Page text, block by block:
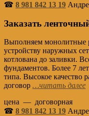
☎ 8 981 842 13 19
Заказать
Выполняем монолитные
устройству наружных
котлована до заливки.
фундаментов. Более 7
типа. Высокое качество
договор …читать далее
цена — договорная
☎ 8 981 842 13 19